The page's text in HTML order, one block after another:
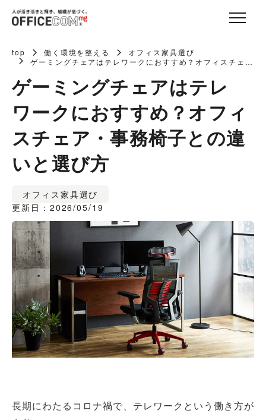
top 働く環境を整える
オフィス家具選び
ゲーミングチェアはテレワークにおすすめ？オフィスチェ
ゲーミングチェアはテレ
ワークにおすすめ？オフィ
スチェア・事務椅子との違
いと選び方
オフィス家具選び
更新日：2026/05/19
長期にわたるコロナ禍で、テレワークという働き方が